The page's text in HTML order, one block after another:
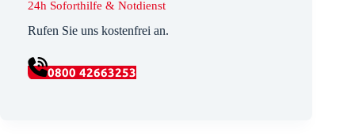
24h Soforthilfe & Notdienst
Rufen Sie uns kostenfrei an.
0800 42663253